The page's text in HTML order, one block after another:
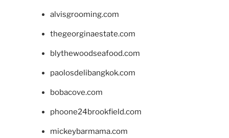
alvisgrooming.com
thegeorginaestate.com
blythewoodseafood.com
paolosdelibangkok.com
bobacove.com
phoone24brookfield.com
mickeybarmama.com